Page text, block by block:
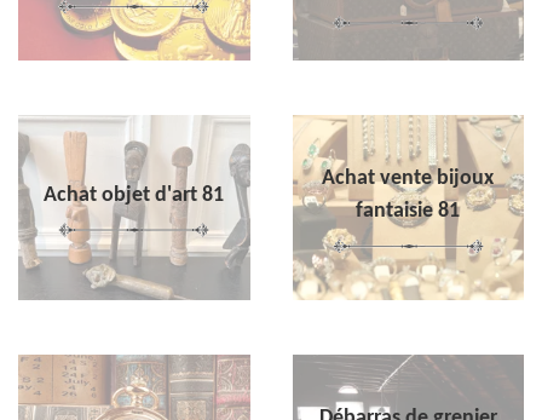
Achat objet d'art 81
Achat vente bijoux
fantaisie 81